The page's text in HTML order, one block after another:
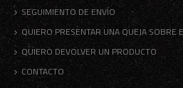
SEGUIMIENTO DE ENVÍO
QUIERO PRESENTAR UNA QUEJA SOBRE
QUIERO DEVOLVER UN PRODUCTO
CONTACTO